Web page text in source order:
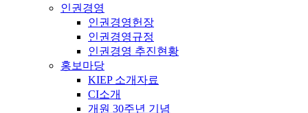
인권경영
인권경영헌장
인권경영규정
인권경영 추진현황
홍보마당
KIEP 소개자료
CI소개
개원 30주년 기념